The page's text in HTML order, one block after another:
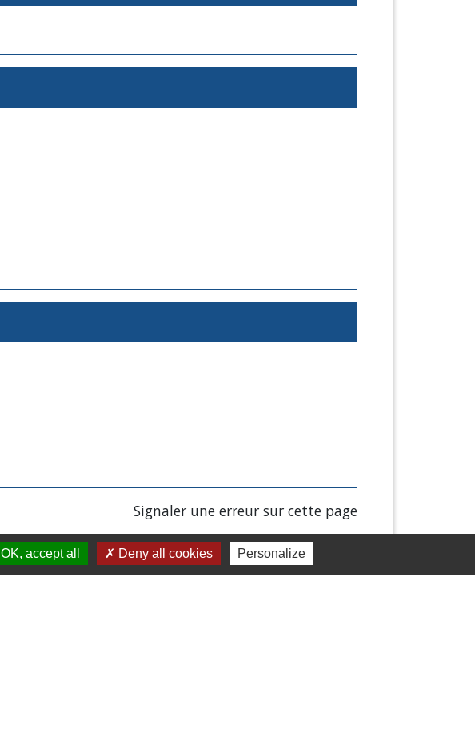
Signaler une erreur sur cette page
OK, accept all Deny all cookies Personalize